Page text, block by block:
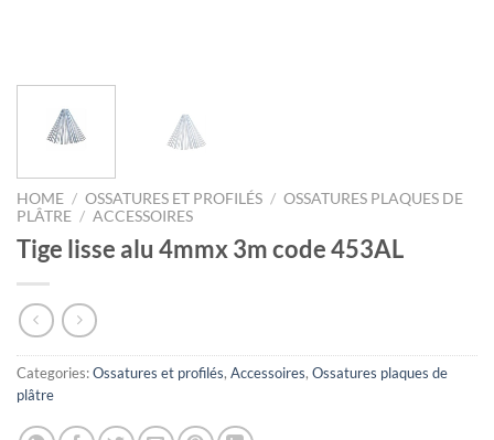
HOME / OSSATURES ET PROFILÉS / OSSATURES PLAQUES DE
PLÂTRE / ACCESSOIRES
Tige lisse alu 4mmx 3m code 453AL
Categories:Ossatures et profilés, Accessoires, Ossatures plaques de
plâtre